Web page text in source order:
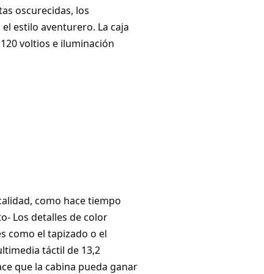
oscurecidas, los
estilo aventurero. La caja
voltios e iluminación
como hace tiempo
Los detalles de color
como el tapizado o el
táctil de 13,2
que la cabina pueda ganar